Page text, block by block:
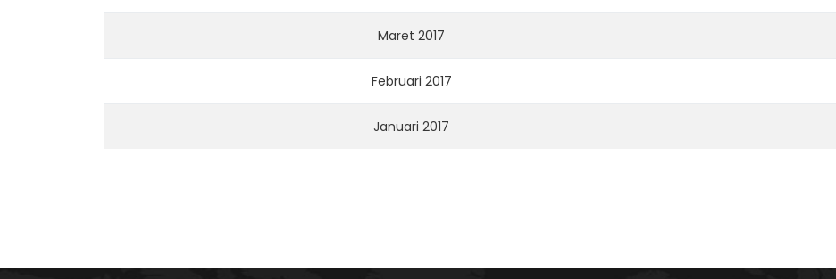
Maret 2017
Februari 2017
Januari 2017